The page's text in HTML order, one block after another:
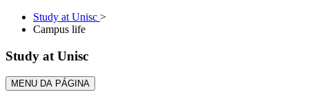
Study at Unisc >
Campus life
Study at Unisc
MENU DA PÁGINA